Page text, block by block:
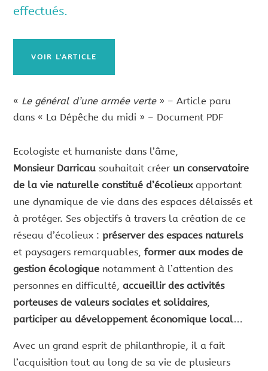
effectués.
VOIR L'ARTICLE
« Le général d’une armée verte» – Article paru
dans « La Dépêche du midi » – Document PDF
Ecologiste et humaniste dans l’âme,
Monsieur Darricau souhaitait créer un conservatoire
de la vie naturelle constitué d’écolieuxapportant
une dynamique de vie dans des espaces délaissés et
à protéger. Ses objectifs à travers la création de ce
réseau d’écolieux :préserver des espaces naturels
et paysagers remarquables,former aux modes de
gestion écologique notamment à l’attention des
personnes en difficulté,accueillir des activités
porteuses de valeurs sociales et solidaires,
participer au développement économique local…
Avec un grand esprit de philanthropie, il a fait
l’acquisition tout au long de sa vie de plusieurs